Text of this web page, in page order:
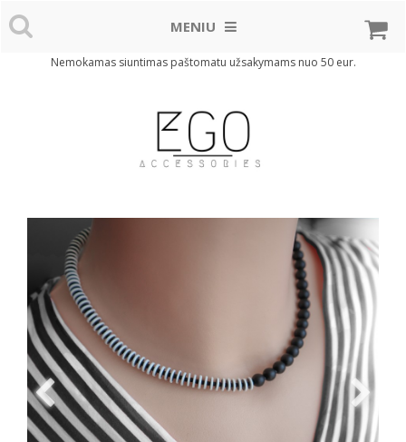
MENIU
Nemokamas siuntimas paštomatu užsakymams nuo 50 eur.